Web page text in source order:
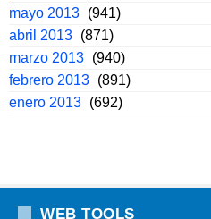
mayo 2013 (941)
abril 2013 (871)
marzo 2013 (940)
febrero 2013 (891)
enero 2013 (692)
WEB TOOLS